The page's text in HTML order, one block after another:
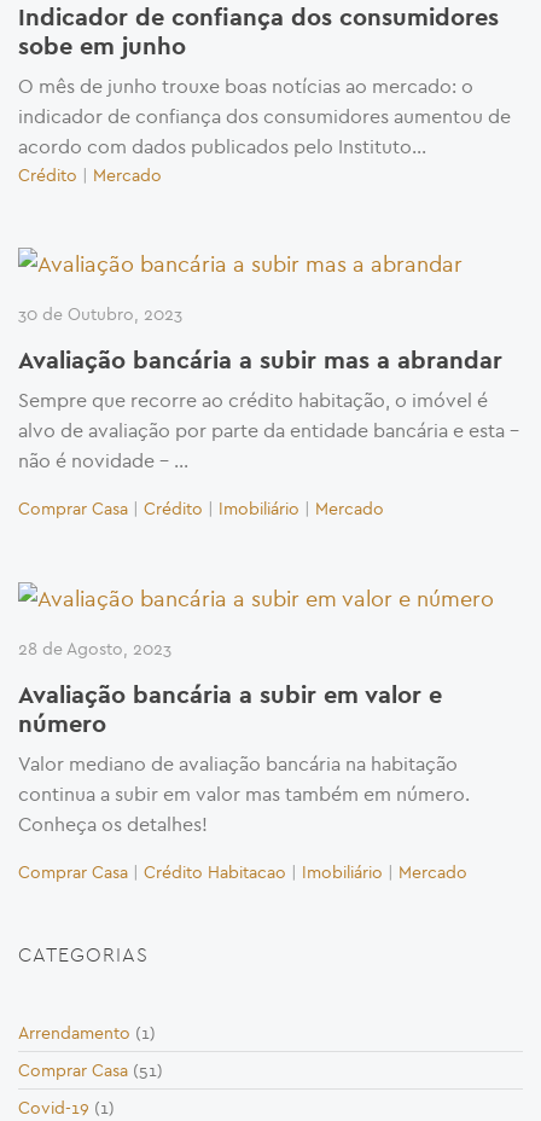
Indicador de confiança dos consumidores
sobe em junho
O mês de junho trouxe boas notícias ao mercado: o
indicador de confiança dos consumidores aumentou de
acordo com dados publicados pelo Instituto...
Crédito | Mercado
30 de Outubro, 2023
Avaliação bancária a subir mas a abrandar
Sempre que recorre ao crédito habitação, o imóvel é
alvo de avaliação por parte da entidade bancária e esta –
não é novidade – …
Comprar Casa Crédito Imobiliário Mercado
28 de Agosto, 2023
Avaliação bancária a subir em valor e
número
Valor mediano de avaliação bancária na habitação
continua a subir em valor mas também em número.
Conheça os detalhes!
Comprar Casa | Crédito Habitacao | Imobiliário | Mercado
CATEGORIAS
Arrendamento (1)
Comprar Casa (51)
Covid-19 (1)